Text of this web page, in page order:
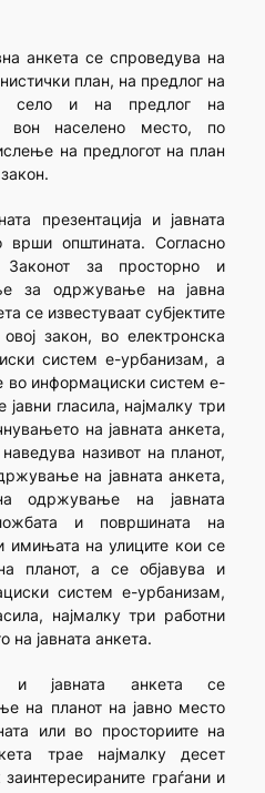
анкета се спроведува на
план, на предлог на
село и на предлог на
вон населено место, по
на предлогот на план
презентација и јавната
врши општината. Согласно
за просторно и
за одржување на јавна
се известуваат субјектите
закон, во електронска
систем е-урбанизам, а
во информациски систем е-
гласила, најмалку три
на јавната анкета,
називот на планот,
на јавната анкета,
одржување на јавната
и површината на
имињата на улиците кои се
планот, а се објавува и
систем е-урбанизам,
најмалку три работни
на јавната анкета.
и јавната анкета се
на планот на јавно место
или во просториите на
трае најмалку десет
граѓани и